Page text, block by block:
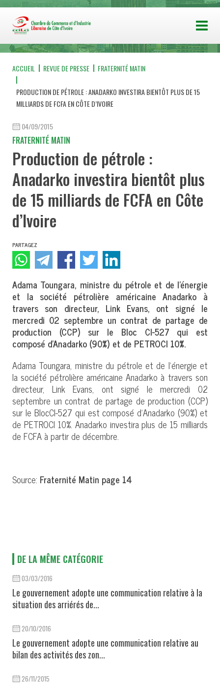
ACCUEIL REVUE DE PRESSE FRATERNITÉ MATIN
PRODUCTION DE PÉTROLE : ANADARKO INVESTIRA BIENTÔT PLUS DE 15
MILLIARDS DE FCFA EN CÔTE D’IVOIRE
04/09/2015
FRATERNITÉ MATIN
Production de pétrole :
Anadarko investira bientôt plus
de 15 milliards de FCFA en Côte
d’Ivoire
PARTAGEZ
Adama Toungara, ministre du pétrole et de l’énergie
et la société pétrolière américaine Anadarko à
travers son directeur, Link Evans, ont signé le
mercredi 02 septembre un contrat de partage de
production (CCP) sur le Bloc CI-527 qui est
composé d’Anadarko (90%) et de PETROCI 10%.
Adama Toungara, ministre du pétrole et de l’énergie et
la société pétrolière américaine Anadarko à travers son
directeur, Link Evans, ont signé le mercredi 02
septembre un contrat de partage de production (CCP)
sur le BlocCI-527 qui est composé d’Anadarko (90%) et
de PETROCI 10%. Anadarko investira plus de 15 milliards
de FCFA à partir de décembre.
Source: Fraternité Matin page 14
DE LA MÊME CATÉGORIE
03/03/2016
Le gouvernement adopte une communication relative à la
situation des arriérés de...
20/10/2016
Le gouvernement adopte une communication relative au
bilan des activités des zon...
26/11/2015